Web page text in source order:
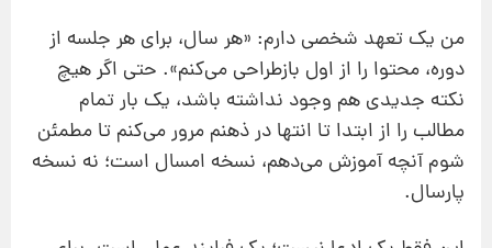
من یک تعهد شخصی دارم: «هر سال، برای هر جلسه از
دوره، محتوا را از اول بازطراحی می‌کنم». حتی اگر هیچ
نکته جدیدی هم وجود نداشته باشد، یک بار تمام
مطالب را از ابتدا تا انتها در ذهنم مرور می‌کنم تا مطمئن
شوم آنچه آموزش می‌دهم، نسخه امسال است؛ نه نسخه
پارسال.